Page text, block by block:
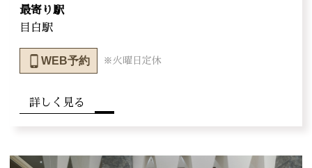
最寄り駅
目白駅
WEB予約 ※火曜日定休
詳しく見る